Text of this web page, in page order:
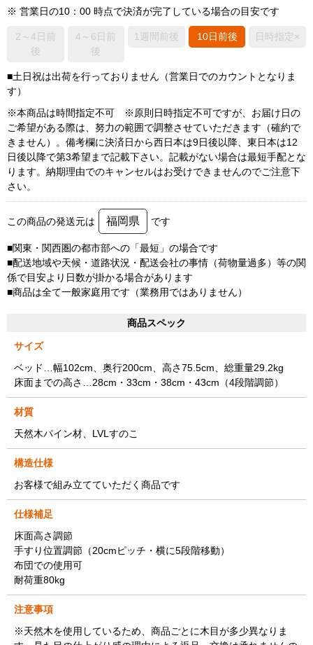
※ 営業日の10：00 時点で決済が完了している場合の目安です
2～4日前
後
4～6日前
後
1週間前後 10日前後 日時指定×
■土日祝は出荷を行っておりません（営業日でのカウントとなりま
す）
※本商品は時間指定不可 ※原則日時指定不可ですが、お届け日の
ご希望がある際は、努力の範囲で調整させていただきます（確約で
きません）。備考欄に決済日から西日本は9日後以降、東日本は12
日後以降で第3希望まで記載下さい。記載がない場合は最短手配とな
ります。納期理由でのキャンセルはお受けできませんのでご注意下
さい。
この商品の発送元は 福岡県 です
■関東・関西圏の都市部への「最短」の場合です
■配送地域や天候・道路状況・配送会社の事情（荷物量過多）等の関
係で目安より日数が掛かる場合があります
■商品は全て一般家庭用です（業務用ではありません）
商品スペック
サイズ
ベッド…幅102cm、奥行200cm、高さ75.5cm、総重量29.2kg
床面までの高さ…28cm・33cm・38cm・43cm（4段階調節）
材質
天然木パイン材、LVLすのこ
構造仕様
お客様で組み立てていただく商品です
仕様補足
床面高さ調節
手すり位置調節（20cmピッチ・横に5段階移動）
布団での使用可
耐荷重80kg
注意事項
※天然木を使用しているため、商品ごとに木目が多少異なりま